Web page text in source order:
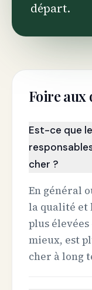
départ.
Foire aux
Est-ce que
cher ?
En général
la qualité et
plus
mieux, est
cher à long